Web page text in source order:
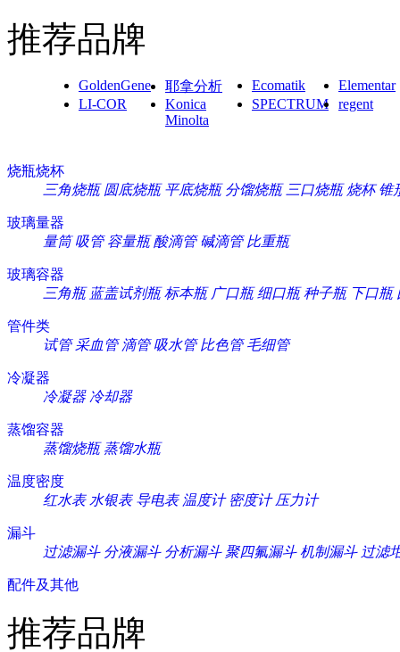
推荐品牌
GoldenGene 耶拿分析 Ecomatik
Elementar
LI-COR
Konica
Minolta
SPECTRUM regent
烧瓶烧杯
三角烧瓶 圆底烧瓶 平底烧瓶 分馏烧瓶 三口烧瓶 烧杯 锥
玻璃量器
量筒 吸管 容量瓶 酸滴管 碱滴管 比重瓶
玻璃容器
三角瓶 蓝盖试剂瓶 标本瓶 广口瓶 细口瓶 种子瓶 下口瓶
管件类
试管 采血管 滴管 吸水管 比色管 毛细管
冷凝器
冷凝器 冷却器
蒸馏容器
蒸馏烧瓶 蒸馏水瓶
温度密度
红水表 水银表 导电表 温度计 密度计 压力计
漏斗
过滤漏斗 分液漏斗 分析漏斗 聚四氟漏斗 机制漏斗 过滤
配件及其他
推荐品牌